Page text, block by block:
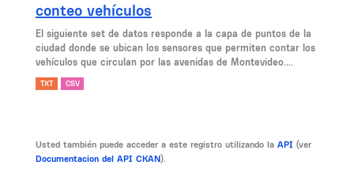
conteo vehículos
El siguiente set de datos responde a la capa de puntos de la
ciudad donde se ubican los sensores que permiten contar los
vehículos que circulan por las avenidas de Montevideo....
TXT CSV
Usted también puede acceder a este registro utilizando la API (ver
Documentacion del API CKAN).